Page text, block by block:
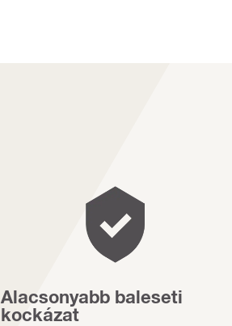
Alacsonyabb baleseti
kockázat